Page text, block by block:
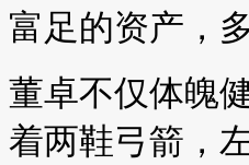
富足的资产，
董卓不仅体魄
着两鞋弓箭，